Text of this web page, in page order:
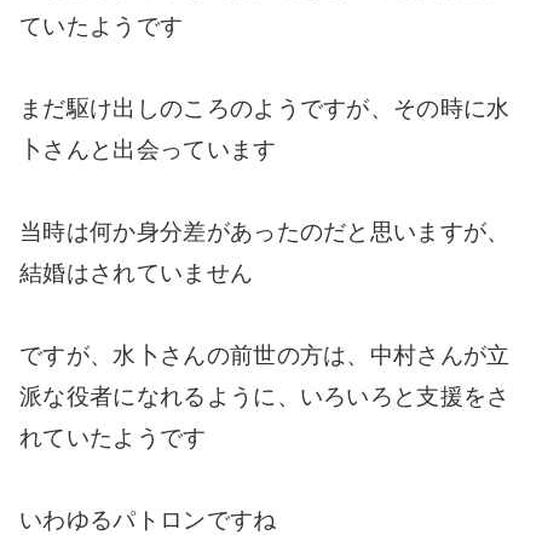
ていたようです
まだ駆け出しのころのようですが、その時に水
卜さんと出会っています
当時は何か身分差があったのだと思いますが、
結婚はされていません
ですが、水卜さんの前世の方は、中村さんが立
派な役者になれるように、いろいろと支援をさ
れていたようです
いわゆるパトロンですね